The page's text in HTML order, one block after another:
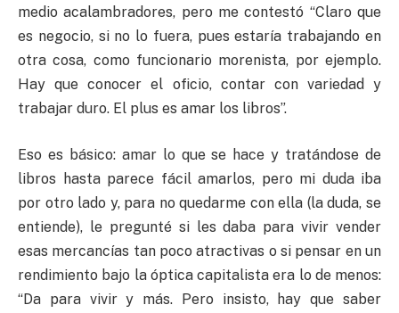
medio acalambradores, pero me contestó “Claro que
es negocio, si no lo fuera, pues estaría trabajando en
otra cosa, como funcionario morenista, por ejemplo.
Hay que conocer el oficio, contar con variedad y
trabajar duro. El plus es amar los libros”.
Eso es básico: amar lo que se hace y tratándose de
libros hasta parece fácil amarlos, pero mi duda iba
por otro lado y, para no quedarme con ella (la duda, se
entiende), le pregunté si les daba para vivir vender
esas mercancías tan poco atractivas o si pensar en un
rendimiento bajo la óptica capitalista era lo de menos:
“Da para vivir y más. Pero insisto, hay que saber